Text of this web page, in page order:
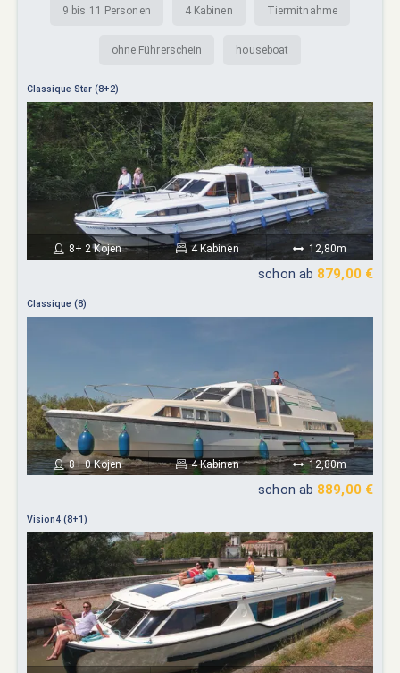
9 bis 11 Personen 4 Kabinen Tiermitnahme
ohne Führerschein houseboat
Classique Star (8+2)
8+ 2 Kojen 4 Kabinen 12,80m
schon ab 879,00 €
Classique (8)
8+ 0 Kojen 4 Kabinen 12,80m
schon ab 889,00 €
Vision4 (8+1)